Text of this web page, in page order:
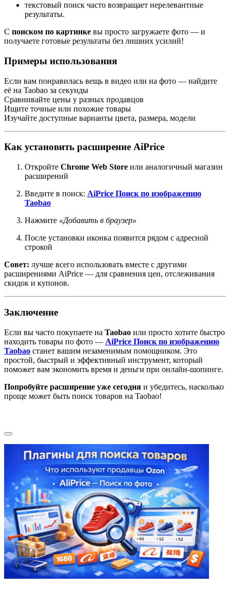
текстовый поиск часто возвращает нерелевантные
результаты.
С поиском по картинке вы просто загружаете фото — и
получаете готовые результаты без лишних усилий!
Примеры использования
Если вам понравилась вещь в видео или на фото — найдите
её на Taobao за секунды
Сравнивайте цены у разных продавцов
Ищите точные или похожие товары
Изучайте доступные варианты цвета, размера, модели
Как установить расширение AiPrice
Откройте Chrome Web Store или аналогичный магазин
расширений
Введите в поиск: AiPrice Поиск по изображению
Taobao
Нажмите «Добавить в браузер»
После установки иконка появится рядом с адресной
строкой
Совет: лучше всего использовать вместе с другими
расширениями AiPrice — для сравнения цен, отслеживания
скидок и купонов.
Заключение
Если вы часто покупаете на Taobao или просто хотите быстро
находить товары по фото — AiPrice Поиск по изображению
Taobao станет вашим незаменимым помощником. Это
простой, быстрый и эффективный инструмент, который
поможет вам экономить время и деньги при онлайн-шопинге.
Попробуйте расширение уже сегодня и убедитесь, насколько
проще может быть поиск товаров на Taobao!